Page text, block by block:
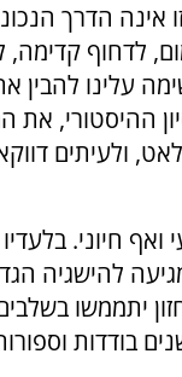
זו אינה הדרך
לדחוף קדימה,
עלינו
ההיסטורי,
ולעיתים
חיוני.
להישגיה
יתממשו
בודדות